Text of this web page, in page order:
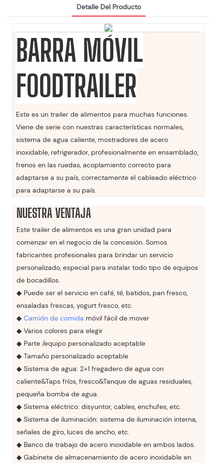
Detalle Del Producto
BARRA MÓVIL
FOODTRAILER
Este es un trailer de alimentos para muchas funciones.
Viene de serie con nuestras características normales,
sistema de agua caliente, mostradores de acero
inoxidable, refrigerador, profesionalmente en ensamblado,
frenos en las ruedas, acoplamiento correcto para
adaptarse a su país, correctamente el cableado eléctrico
para adaptarse a su país.
NUESTRA VENTAJA
Este trailer de alimentos es una gran unidad para
comenzar en el negocio de la concesión. Somos
fabricantes profesionales para brindar un servicio
personalizado, especial para instalar todo tipo de equipos
de bocadillos.
◆ Puede ser el servicio en café, té, batidos, pan fresco,
ensaladas frescas, yogurt fresco, etc.
◆ Camión de comida móvil fácil de mover
◆ Varios colores para elegir
◆ Parte /equipo personalizado aceptable
◆ Tamaño personalizado aceptable
◆ Sistema de agua: 2+1 fregadero de agua con
caliente&Taps fríos, fresco&Tanque de aguas residuales,
pequeña bomba de agua.
◆ Sistema eléctrico: disyuntor, cables, enchufes, etc.
◆ Sistema de iluminación: sistema de iluminación interna,
señales de giro, luces de ancho, etc.
◆ Banco de trabajo de acero inoxidable en ambos lados.
◆ Gabinete de almacenamiento de acero inoxidable en